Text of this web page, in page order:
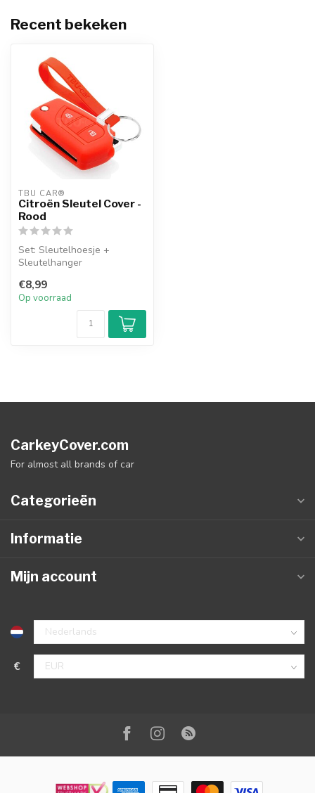
Recent bekeken
TBU CAR®
Citroën Sleutel Cover -
Rood
Set: Sleutelhoesje +
Sleutelhanger
€8,99
Op voorraad
CarkeyCover.com
For almost all brands of car
Categorieën
Informatie
Mijn account
€